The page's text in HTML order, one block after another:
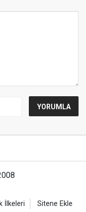
İlkeleri Sitene Ekle